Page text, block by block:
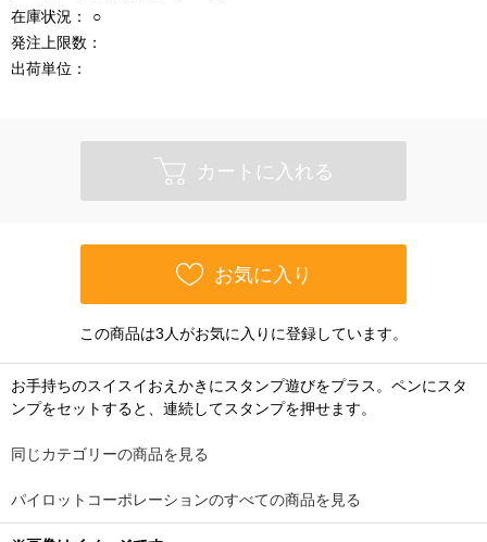
在庫状況：
○
発注上限数：
出荷単位：
カートに入れる
お気に入り
この商品は3人がお気に入りに登録しています。
お手持ちのスイスイおえかきにスタンプ遊びをプラス。ペンにスタ
ンプをセットすると、連続してスタンプを押せます。
同じカテゴリーの商品を見る
パイロットコーポレーションのすべての商品を見る